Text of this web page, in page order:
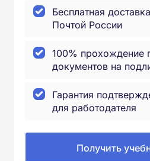
Бесплатная
Почтой России
100% прохождение
документов на
Гарантия
для работодателя
Получить